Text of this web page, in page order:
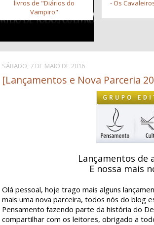
livros de "Diários do
Vampiro"
- Os
SÁBADO, 7 DE MAIO DE 2016
[Lançamentos e Nova Parceria
Lançamentos de
E nossa mais
Olá pessoal, hoje trago mais alguns
mais uma nova parceira, todos nós do blog
Pensamento fazendo parte da história do
compartilhar com os leitores, obrigado a